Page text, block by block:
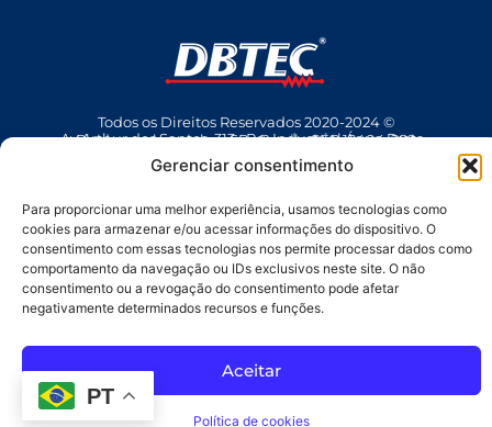
Gerenciar consentimento
Para proporcionar uma melhor experiência, usamos tecnologias como
cookies para armazenar e/ou acessar informações do dispositivo. O
consentimento com essas tecnologias nos permite processar dados como
comportamento da navegação ou IDs exclusivos neste site. O não
consentimento ou a revogação do consentimento pode afetar
negativamente determinados recursos e funções.
Aceitar
Política de cookies
Todos os Direitos Reservados 2020-2024 ©
Av Arthur dos Santos, 313 • Pq. Industrial Água Preta • Pindamonhangaba • SP • Brasil • CEP 12404-289
(12) 3642 9006
• dbtec@dbtec.com.br
PT